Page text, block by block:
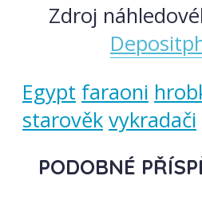
Zdroj
Egypt faraoni
starověk vykradači
PODOBNÉ